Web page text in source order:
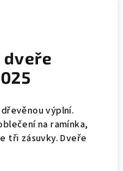
výplní.
na ramínka,
tři zásuvky. Dveře